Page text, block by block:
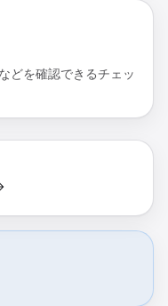
どを確認できるチェッ